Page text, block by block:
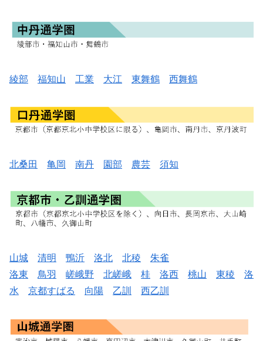
綾部 福知山 工業 大江 東舞鶴 西舞鶴
北桑田 亀岡 南丹 園部 農芸 須知
山城 清明 鴨沂 洛北 北稜
朱雀
洛東
鳥羽 嵯峨野 北嵯峨 桂 洛西 桃山 東稜
洛
水
京都すばる 向陽 乙訓 西乙訓